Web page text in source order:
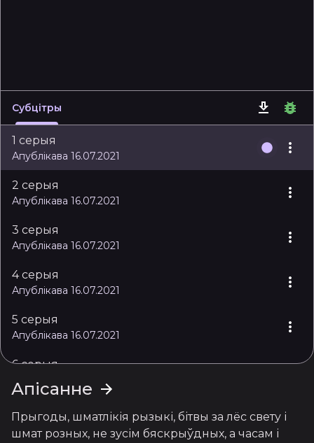
Субцітры
1 серыя
Апублікава 16.07.2021
2 серыя
Апублікава 16.07.2021
3 серыя
Апублікава 16.07.2021
4 серыя
Апублікава 16.07.2021
5 серыя
Апублікава 16.07.2021
6 серыя
Апублікава 16.07.2021
7 серыя
Апублікава 16.07.2021
Апісанне
Прыгоды, шматлікія рызыкі, бітвы за лёс свету і
шмат розных, не зусім бяскрыўдных, а часам і